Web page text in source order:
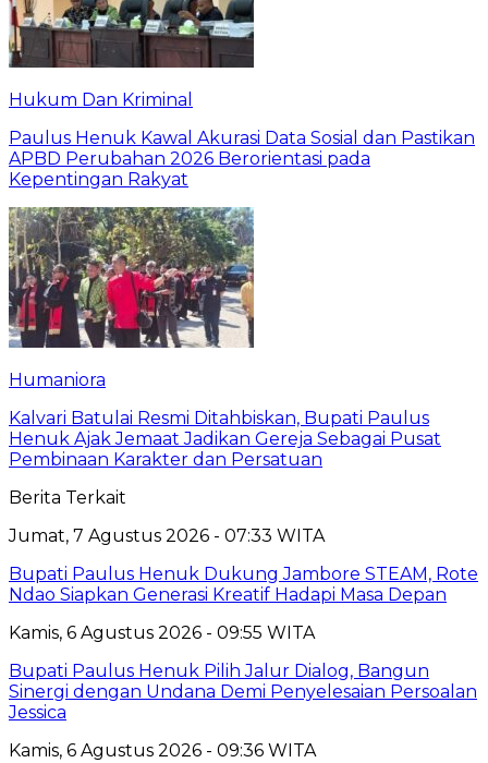
Hukum Dan Kriminal
Paulus Henuk Kawal Akurasi Data Sosial dan Pastikan
APBD Perubahan 2026 Berorientasi pada
Kepentingan Rakyat
Humaniora
Kalvari Batulai Resmi Ditahbiskan, Bupati Paulus
Henuk Ajak Jemaat Jadikan Gereja Sebagai Pusat
Pembinaan Karakter dan Persatuan
Berita Terkait
Jumat, 7 Agustus 2026 - 07:33 WITA
Bupati Paulus Henuk Dukung Jambore STEAM, Rote
Ndao Siapkan Generasi Kreatif Hadapi Masa Depan
Kamis, 6 Agustus 2026 - 09:55 WITA
Bupati Paulus Henuk Pilih Jalur Dialog, Bangun
Sinergi dengan Undana Demi Penyelesaian Persoalan
Jessica
Kamis, 6 Agustus 2026 - 09:36 WITA